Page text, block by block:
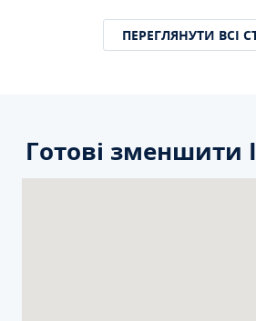
ПЕРЕГЛЯНУТИ ВСІ
Готові зменшити